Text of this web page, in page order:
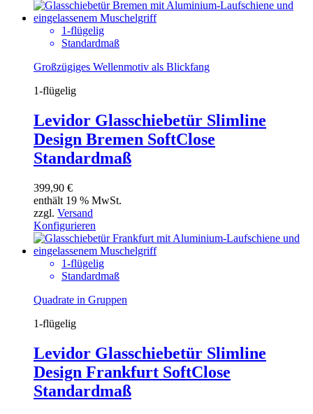
1-flügelig
Standardmaß
Großzügiges Wellenmotiv als Blickfang
1-flügelig
Levidor Glasschiebetür Slimline
Design Bremen SoftClose
Standardmaß
399,90 €
enthält 19 % MwSt.
zzgl. Versand
Konfigurieren
1-flügelig
Standardmaß
Quadrate in Gruppen
1-flügelig
Levidor Glasschiebetür Slimline
Design Frankfurt SoftClose
Standardmaß